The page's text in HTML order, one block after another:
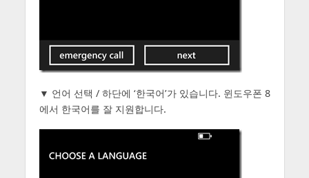
▼ 언어 선택 / 하단에 ‘한국어’가 있습니다. 윈도우폰 8
에서 한국어를 잘 지원합니다.